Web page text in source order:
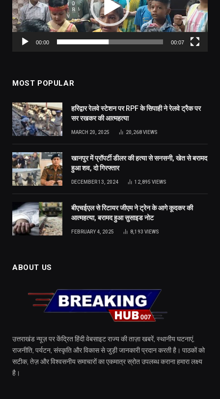
00:00 00:07
MOST POPULAR
हरिद्वार रेलवे स्टेशन पर RPF के सिपाही ने रेलवे ट्रैक पर
सर रखकर की आत्महत्या
MARCH 20, 2025 20,268VIEWS
खानपुर में प्रॉपर्टी डीलर की हत्या से सनसनी, खेत से बरामद
हुआ शव, दो गिरफ्तार
DECEMBER 13, 2024 12,895 VIEWS
बीएचईएल से रिटायर जीएम ने ट्रेन के आगे कूदकर की
आत्महत्या, बरामद हुआ सुसाइड नोट
FEBRUARY 4, 2025 8,193 VIEWS
ABOUT US
उत्तराखंड न्यूज़ पर केंद्रित हिंदी वेबसाइट राज्य की ताज़ा खबरें, स्थानीय घटनाएं,
राजनीति, पर्यटन, संस्कृति और विकास से जुड़ी जानकारी प्रदान करती है। पाठकों को
सटीक, तेज़ और विश्वसनीय समाचारों का एकमात्र स्रोत उपलब्ध कराना हमारा लक्ष्य
है।